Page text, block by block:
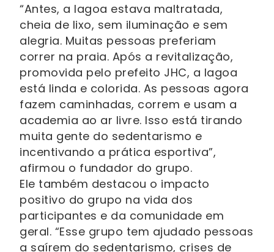
“Antes, a lagoa estava maltratada,
cheia de lixo, sem iluminação e sem
alegria. Muitas pessoas preferiam
correr na praia. Após a revitalização,
promovida pelo prefeito JHC, a lagoa
está linda e colorida. As pessoas agora
fazem caminhadas, correm e usam a
academia ao ar livre. Isso está tirando
muita gente do sedentarismo e
incentivando a prática esportiva”,
afirmou o fundador do grupo.
Ele também destacou o impacto
positivo do grupo na vida dos
participantes e da comunidade em
geral. “Esse grupo tem ajudado pessoas
a saírem do sedentarismo, crises de